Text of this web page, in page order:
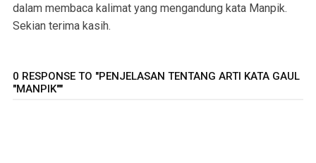
dalam membaca kalimat yang mengandung kata Manpik.
Sekian terima kasih.
0 RESPONSE TO "PENJELASAN TENTANG ARTI KATA GAUL
"MANPIK""